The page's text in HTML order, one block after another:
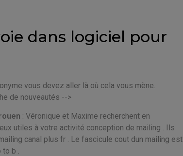
dans logiciel pour
vous devez aller là où cela vous mène.
de nouveautés -->
: Véronique et Maxime recherchent en
utiles à votre activité conception de mailing . Ils
canal plus fr . Le fascicule cout dun mailing est
b .